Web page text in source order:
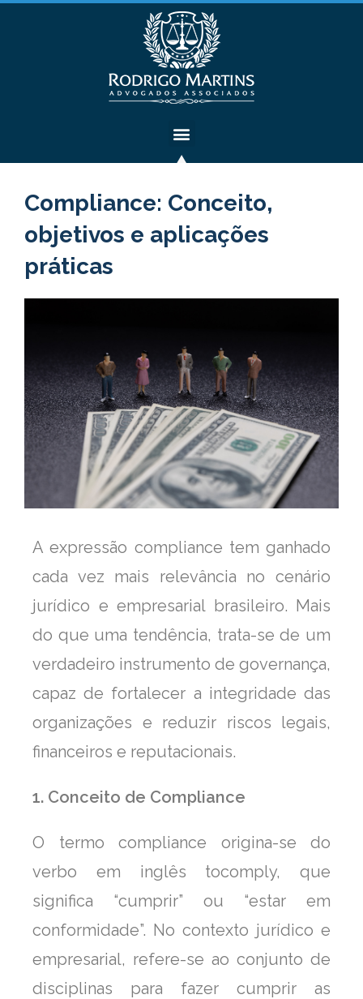
Compliance: Conceito,
objetivos e aplicações
práticas
A expressão compliance tem ganhado
cada vez mais relevância no cenário
jurídico e empresarial brasileiro. Mais
do que uma tendência, trata-se de um
verdadeiro instrumento de governança,
capaz de fortalecer a integridade das
organizações e reduzir riscos legais,
financeiros e reputacionais.
1. Conceito de Compliance
O termo compliance origina-se do
verbo em inglês tocomply, que
significa “cumprir” ou “estar em
conformidade”. No contexto jurídico e
empresarial, refere-se ao conjunto de
disciplinas para fazer cumprir as